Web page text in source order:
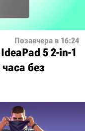
Позавчера в 16:24
5 2-in-1
без